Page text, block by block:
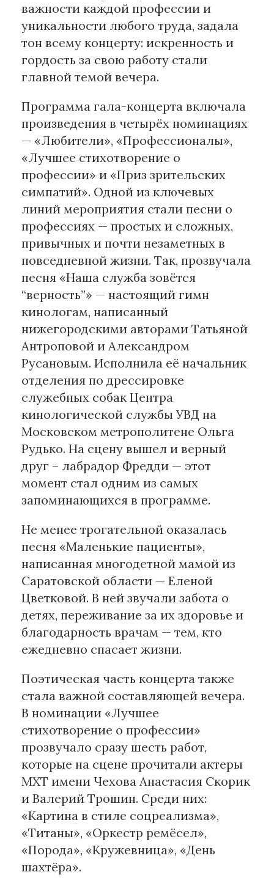
важности каждой профессии и
уникальности любого труда, задала
тон всему концерту: искренность и
гордость за свою работу стали
главной темой вечера.
Программа гала-концерта включала
произведения в четырёх номинациях
— «Любители», «Профессионалы»,
«Лучшее стихотворение о
профессии» и «Приз зрительских
симпатий». Одной из ключевых
линий мероприятия стали песни о
профессиях — простых и сложных,
привычных и почти незаметных в
повседневной жизни. Так, прозвучала
песня «Наша служба зовётся
“верность”» — настоящий гимн
кинологам, написанный
нижегородскими авторами Татьяной
Антроповой и Александром
Русановым. Исполнила её начальник
отделения по дрессировке
служебных собак Центра
кинологической службы УВД на
Московском метрополитене Ольга
Рудько. На сцену вышел и верный
друг – лабрадор Фредди — этот
момент стал одним из самых
запоминающихся в программе.
Не менее трогательной оказалась
песня «Маленькие пациенты»,
написанная многодетной мамой из
Саратовской области — Еленой
Цветковой. В ней звучали забота о
детях, переживание за их здоровье и
благодарность врачам — тем, кто
ежедневно спасает жизни.
Поэтическая часть концерта также
стала важной составляющей вечера.
В номинации «Лучшее
стихотворение о профессии»
прозвучало сразу шесть работ,
которые на сцене прочитали актеры
МХТ имени Чехова Анастасия Скорик
и Валерий Трошин. Среди них:
«Картина в стиле соцреализма»,
«Титаны», «Оркестр ремёсел»,
«Порода», «Кружевница», «День
шахтёра».